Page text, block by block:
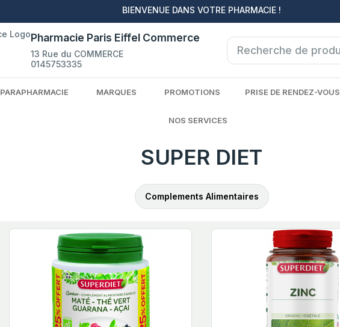
BIENVENUE DANS VOTRE PHARMACIE !
Pharmacie Paris Eiffel Commerce
13 Rue du COMMERCE
0145753335
PARAPHARMACIE MARQUES PROMOTIONS PRISE DE RENDEZ-VOUS
NOS SERVICES
SUPER DIET
Complements Alimentaires